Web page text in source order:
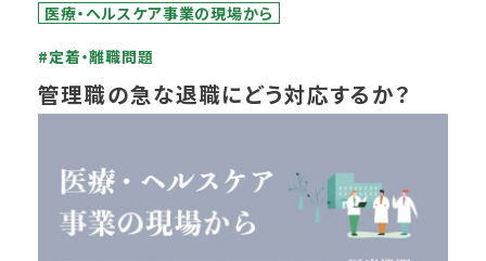
医療・ヘルスケア事業の現場から
#定着・離職問題
管理職の急な退職にどう対応するか？